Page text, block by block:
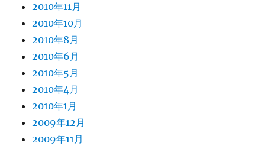
2010年11月
2010年10月
2010年8月
2010年6月
2010年5月
2010年4月
2010年1月
2009年12月
2009年11月